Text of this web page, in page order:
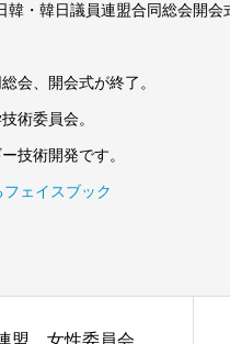
韓・韓日議員連盟合同総会開会
会、開会式が終了。
術委員会。
技術開発です。
ェイスブック
盟、女性委員会